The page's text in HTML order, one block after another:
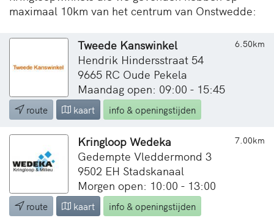
maximaal 10km van het centrum van Onstwedde:
6.50km
Tweede Kanswinkel
Hendrik Hindersstraat 54
9665 RC Oude Pekela
Maandag open: 09:00 - 15:45
route kaart info & openingstijden
7.00km
Kringloop Wedeka
Gedempte Vleddermond 3
9502 EH Stadskanaal
Morgen open: 10:00 - 13:00
route kaart info & openingstijden